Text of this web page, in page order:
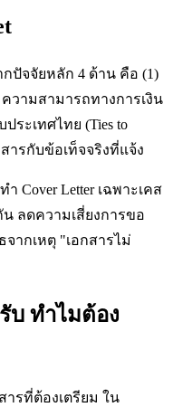
กปัจจัยหลัก 4 ด้าน คือ (1)
วามสามารถทางการเงิน
ะเทศไทย (Ties to
ารกับข้อเท็จจริงที่แจ้ง
Cover Letter เฉพาะเคส
น ลดความเสี่ยงการขอ
จากเหตุ "เอกสารไม่
บ ทำไมต้อง
ารที่ต้องเตรียม ใน